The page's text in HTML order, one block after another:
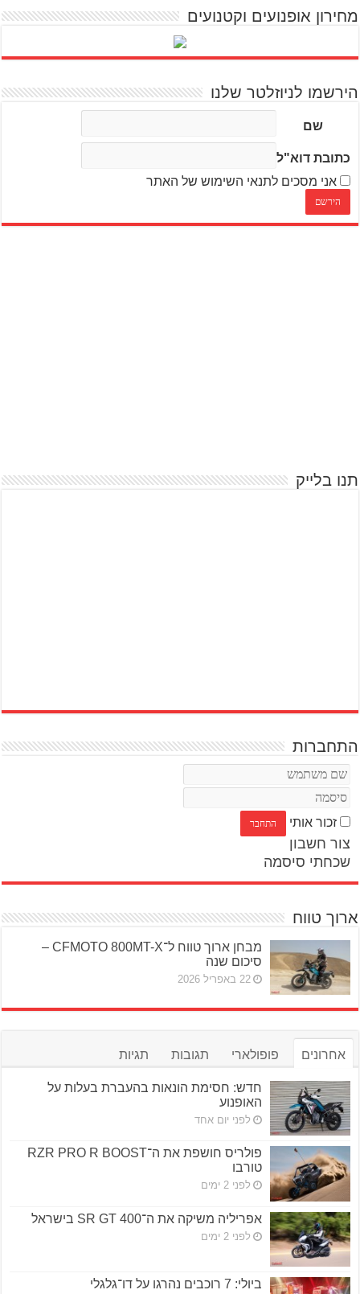
מחירון אופנועים וקטנועים
הירשמו לניוזלטר שלנו
שם
כתובת דוא"ל
אני מסכים לתנאי השימוש של האתר
תנו בלייק
התחברות
זכור אותי
צור חשבון
שכחתי סיסמה
ארוך טווח
מבחן ארוך טווח ל־CFMOTO 800MT-X –
סיכום שנה
22 באפריל 2026
אחרונים פופולארי תגובות תגיות
חדש: חסימת הונאות בהעברת בעלות על
האופנוע
לפני יום אחד
פולריס חושפת את ה־RZR PRO R BOOST
טורבו
לפני 2 ימים
אפריליה משיקה את ה־SR GT 400 בישראל
לפני 2 ימים
ביולי: 7 רוכבים נהרגו על דו־גלגלי